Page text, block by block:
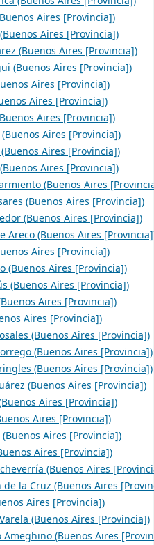
Aires [Provincia])
Aires [Provincia])
(Buenos Aires [Provincia])
(Buenos Aires [Provincia])
Aires [Provincia])
Aires [Provincia])
Aires [Provincia])
Aires [Provincia])
Aires [Provincia])
Aires [Provincia])
(Buenos Aires
(Buenos Aires [Provincia])
(Buenos Aires [Provincia])
Areco (Buenos Aires
Aires [Provincia])
(Buenos Aires [Provincia])
(Buenos Aires [Provincia])
Aires [Provincia])
Aires [Provincia])
(Buenos Aires [Provincia])
(Buenos Aires [Provincia])
(Buenos Aires [Provincia])
(Buenos Aires [Provincia])
Aires [Provincia])
Aires [Provincia])
Aires [Provincia])
Aires [Provincia])
(Buenos Aires
de la Cruz (Buenos Aires
Aires [Provincia])
(Buenos Aires [Provincia])
(Buenos Aires